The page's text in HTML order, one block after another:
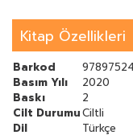
Kitap Özellikleri
Barkod
Basım Yılı
2020
Baskı
2
Cilt DurumuCiltli
Dil
Türkçe